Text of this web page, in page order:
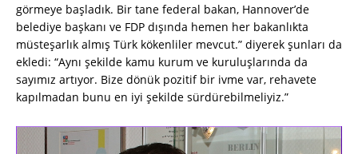
görmeye başladık. Bir tane federal bakan, Hannover’de
belediye başkanı ve FDP dışında hemen her bakanlıkta
müsteşarlık almış Türk kökenliler mevcut.” diyerek şunları da
ekledi: “Aynı şekilde kamu kurum ve kuruluşlarında da
sayımız artıyor. Bize dönük pozitif bir ivme var, rehavete
kapılmadan bunu en iyi şekilde sürdürebilmeliyiz.”